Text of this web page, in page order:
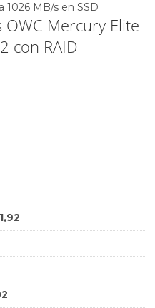
1026 MB/s en SSD
Mercury Elite
con RAID